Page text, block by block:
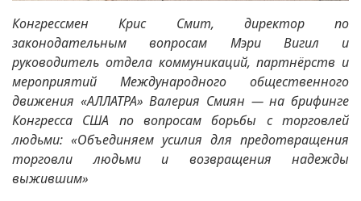
Конгрессмен Крис Смит, директор по
законодательным вопросам Мэри Вигил и
руководитель отдела коммуникаций, партнёрств и
мероприятий Международного общественного
движения «АЛЛАТРА» Валерия Смиян — на брифинге
Конгресса США по вопросам борьбы с торговлей
людьми: «Объединяем усилия для предотвращения
торговли людьми и возвращения надежды
выжившим»